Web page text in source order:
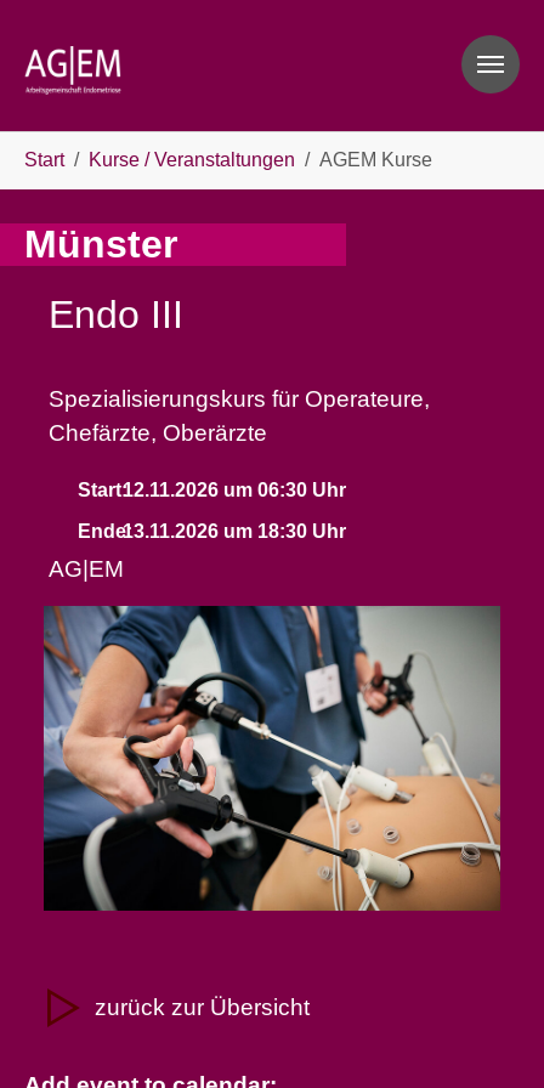
Start Kurse / Veranstaltungen AGEM Kurse
Münster
Endo III
Spezialisierungskurs für Operateure,
Chefärzte, Oberärzte
Start:12.11.2026 um 06:30 Uhr
Ende:13.11.2026 um 18:30 Uhr
AG|EM
zurück zur Übersicht